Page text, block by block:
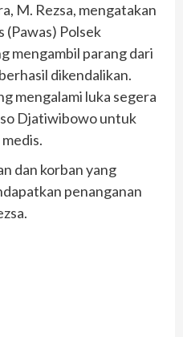
M. Rezsa, mengatakan
(Pawas) Polsek
mengambil parang dari
dikendalikan.
mengalami luka segera
Djatiwibowo untuk
dan korban yang
penanganan